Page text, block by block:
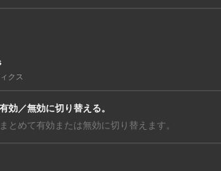
年12月22日
イの全権を掌握する国家秩序維持評議会
クス
効／無効に切り替える。
とめて有効または無効に切り替えます。